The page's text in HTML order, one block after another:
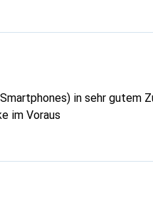
in sehr gutem
im Voraus